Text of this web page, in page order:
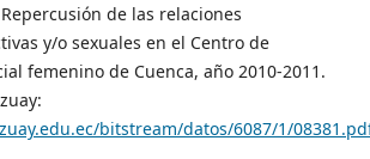
Repercusión de las relaciones
y/o sexuales en el Centro de
femenino de Cuenca, año 2010-2011.
bitstream/datos/6087/1/